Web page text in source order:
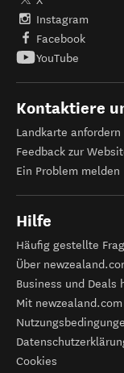
Instagram
Facebook
YouTube
Kontaktiere
Landkarte anfordern
Feedback zur
Ein Problem melden
Hilfe
Häufig gestellte
Über
Business und Deals
Mit
Cookies